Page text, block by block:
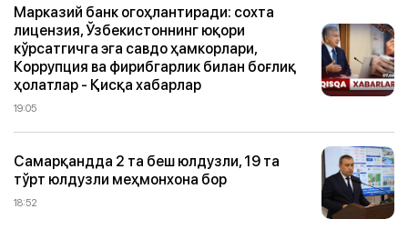
Марказий банк огоҳлантиради: сохта
лицензия, Ўзбекистоннинг юқори
кўрсатгичга эга савдо ҳамкорлари,
Коррупция ва фирибгарлик билан боғлиқ
ҳолатлар - Қисқа хабарлар
19:05
Самарқандда 2 та беш юлдузли, 19 та
тўрт юлдузли меҳмонхона бор
18:52